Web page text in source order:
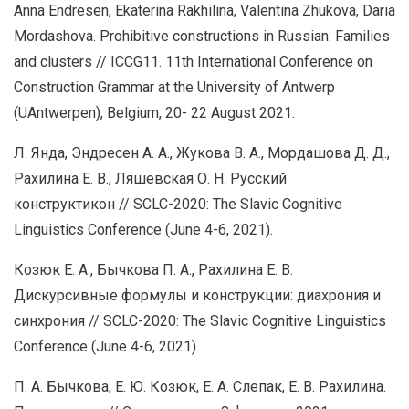
Anna Endresen, Ekaterina Rakhilina, Valentina Zhukova, Daria
Mordashova. Prohibitive constructions in Russian: Families
and clusters // ICCG11. 11th International Conference on
Construction Grammar at the University of Antwerp
(UAntwerpen), Belgium, 20- 22 August 2021.
Л. Янда, Эндресен А. А., Жукова В. А., Мордашова Д. Д.,
Рахилина Е. В., Ляшевская О. Н. Русский
конструктикон // SCLC-2020: The Slavic Cognitive
Linguistics Conference (June 4-6, 2021).
Козюк Е. А., Бычкова П. А., Рахилина Е. В.
Дискурсивные формулы и конструкции: диахрония и
синхрония // SCLC-2020: The Slavic Cognitive Linguistics
Conference (June 4-6, 2021).
П. А. Бычкова, Е. Ю. Козюк, Е. А. Слепак, Е. В. Рахилина.